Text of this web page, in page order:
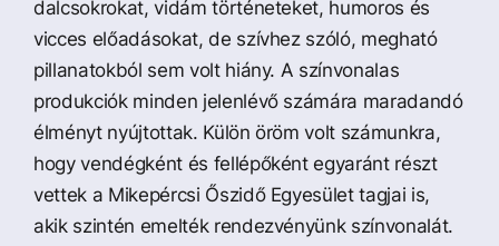
dalcsokrokat, vidám történeteket, humoros és
vicces előadásokat, de szívhez szóló, megható
pillanatokból sem volt hiány. A színvonalas
produkciók minden jelenlévő számára maradandó
élményt nyújtottak. Külön öröm volt számunkra,
hogy vendégként és fellépőként egyaránt részt
vettek a Mikepércsi Őszidő Egyesület tagjai is,
akik szintén emelték rendezvényünk színvonalát.